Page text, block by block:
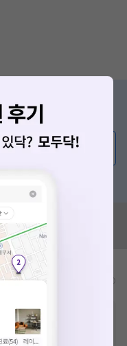
있나요?
려요!
비급여/급여 진료란?
과 상이할 수 있으니, 정확
되어 있는 급여 진료 기준 가